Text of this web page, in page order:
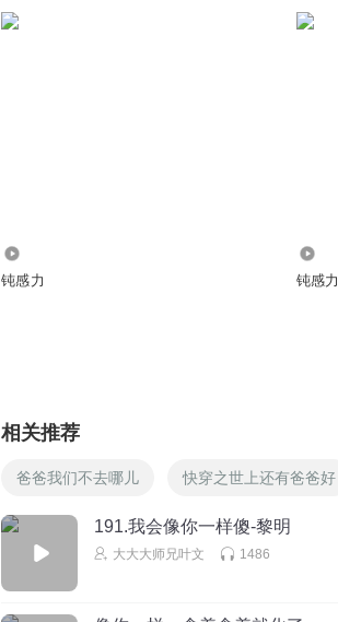
钝感力 钝感力
相关推荐
爸爸我们不去哪儿 快穿之世上还有爸爸好
191.我会像你一样傻-黎明
大大大师兄叶文 1486